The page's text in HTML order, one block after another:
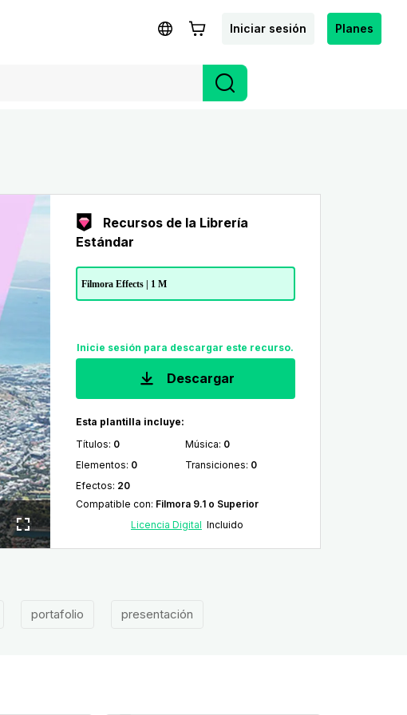
Iniciar sesión Planes
Recursos de la Librería
Estándar
Filmora Effects | 1 M
Inicie sesión para descargar este recurso.
Descargar
Esta plantilla incluye:
Títulos: 0 Música: 0
Elementos: 0 Transiciones: 0
Efectos: 20
Compatible con: Filmora 9.1 o Superior
Licencia Digital Incluido
portafolio presentación